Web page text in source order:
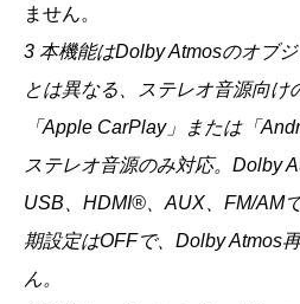
ません。
3 本機能はDolby Atmosのオブ
とは異なる、ステレオ音源向け
「Apple CarPlay」または「
ステレオ音源のみ対応。Dolby
USB、HDMI®、AUX、FM/AM
期設定はOFFで、Dolby Atmos
ん。